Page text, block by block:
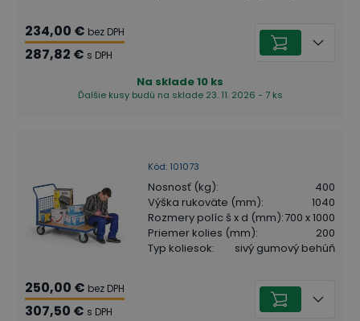
234,00 € bez DPH
287,82 € s DPH
Na sklade10 ks
Ďalšie kusy budú na sklade 23. 11. 2026 - 7 ks
Kód: 101073
Nosnosť (kg):
400
Výška rukoväte (mm):
1040
Rozmery políc š x d (mm):700 x 1000
Priemer kolies (mm):
200
Typ koliesok: sivý gumový behúň
250,00 € bez DPH
307,50 € s DPH